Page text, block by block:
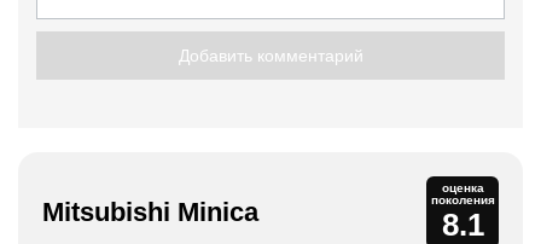
Добавить комментарий
Mitsubishi Minica
оценка
поколения
8.1